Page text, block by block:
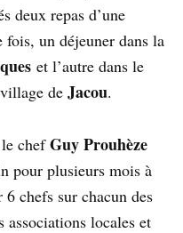
deux repas d’une
fois, un déjeuner dans la
et l’autre dans le
de Jacou.
chefGuy Prouhèze
pour plusieurs mois à
6 chefs sur chacun des
associations locales et